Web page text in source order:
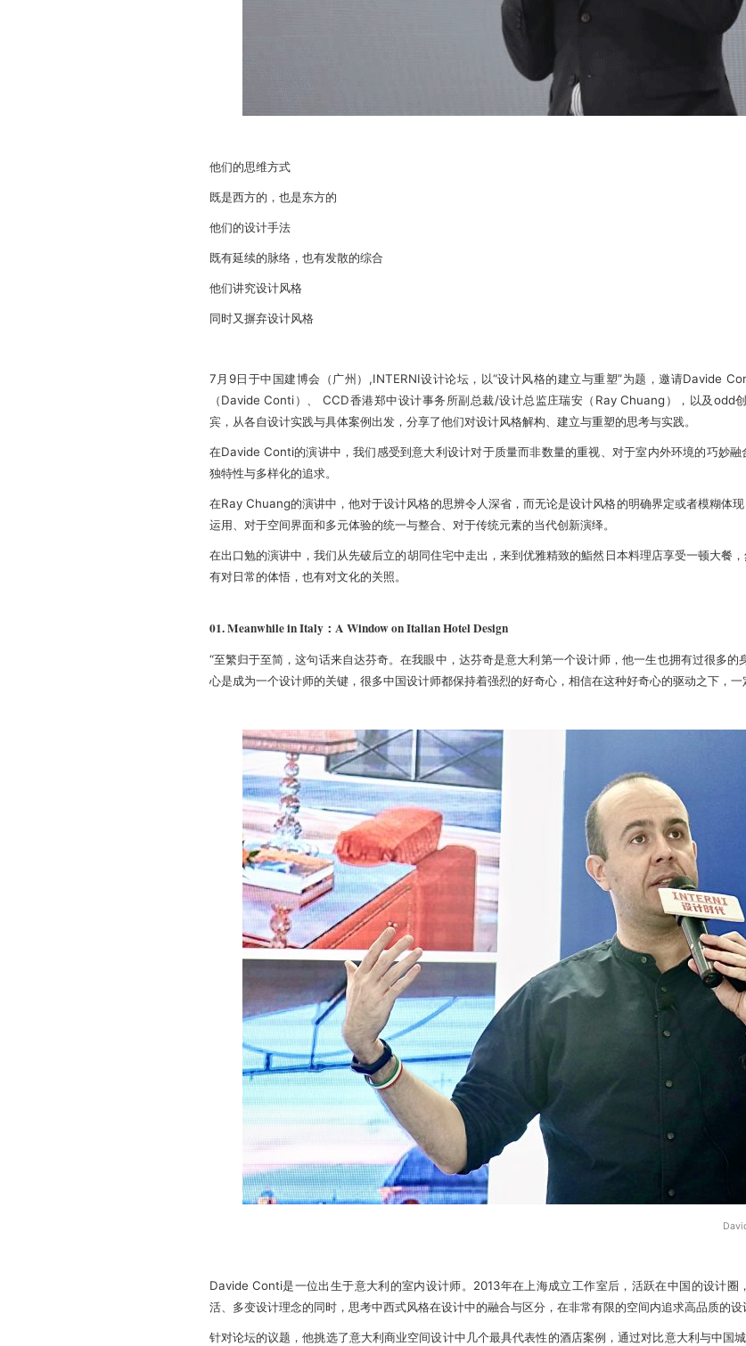
他们的思维方式
既是西方的，也是东方的
他们的设计手法
既有延续的脉络，也有发散的综合
他们讲究设计风格
同时又摒弃设计风格
7月9日于中国建博会（广州）,INTERNI设计论坛，以“设计风格的建立与重塑”为题，邀请Davide
（Davide Conti）、 CCD香港郑中设计事务所副总裁/设计总监庄瑞安（Ray Chuang），以及odd
宾，从各自设计实践与具体案例出发，分享了他们对设计风格解构、建立与重塑的思考与实践。
在Davide Conti的演讲中，我们感受到意大利设计对于质量而非数量的重视、对于室内外环境的巧妙
独特性与多样化的追求。
在Ray Chuang的演讲中，他对于设计风格的思辨令人深省，而无论是设计风格的明确界定或者模糊体
运用、对于空间界面和多元体验的统一与整合、对于传统元素的当代创新演绎。
在出口勉的演讲中，我们从先破后立的胡同住宅中走出，来到优雅精致的鮨然日本料理店享受一顿大餐
有对日常的体悟，也有对文化的关照。
01. Meanwhile in Italy：A Window on Italian Hotel Design
“至繁归于至简，这句话来自达芬奇。在我眼中，达芬奇是意大利第一个设计师，他一生也拥有过很多
心是成为一个设计师的关键，很多中国设计师都保持着强烈的好奇心，相信在这种好奇心的驱动之下，
Davide Conti是一位出生于意大利的室内设计师。2013年在上海成立工作室后，活跃在中国的设计圈
活、多变设计理念的同时，思考中西式风格在设计中的融合与区分，在非常有限的空间内追求高品质的设
针对论坛的议题，他挑选了意大利商业空间设计中几个最具代表性的酒店案例，通过对比意大利与中国